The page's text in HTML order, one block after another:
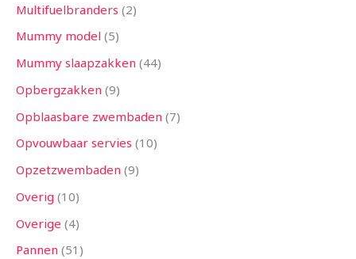
Multifuelbranders 2
Mummy model 5
Mummy slaapzakken 44
Opbergzakken 9
Opblaasbare zwembaden 7
Opvouwbaar servies 10
Opzetzwembaden 9
Overig 10
Overige 4
Pannen 51